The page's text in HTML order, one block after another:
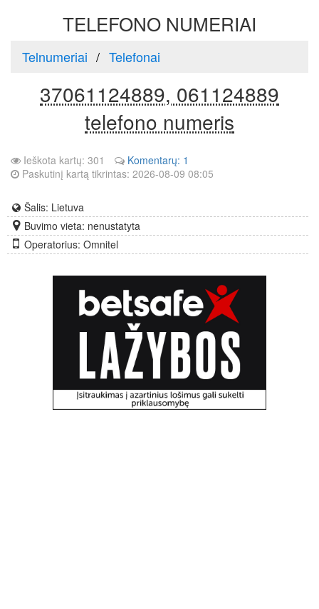
TELEFONO NUMERIAI
Telnumeriai Telefonai
37061124889, 061124889
telefono numeris
Ieškota kartų: 301
Komentarų: 1
Paskutinį kartą tikrintas: 2026-08-09 08:05
Šalis: Lietuva
Buvimo vieta: nenustatyta
Operatorius: Omnitel